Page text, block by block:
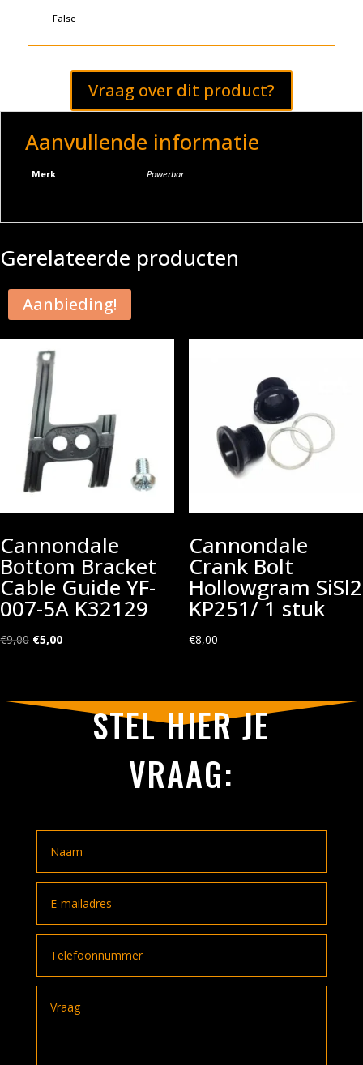
False
Vraag over dit product?
Aanvullende informatie
Merk Powerbar
Gerelateerde producten
Aanbieding!
Cannondale
Bottom Bracket
Cable Guide YF-
007-5A K32129
€9,00 Oorspronkelijke
€9,00.
€5,00Huidige
€5,00.
Cannondale
Crank Bolt
Hollowgram SiSl2
KP251/ 1 stuk
€8,00
STEL HIER JE
VRAAG: